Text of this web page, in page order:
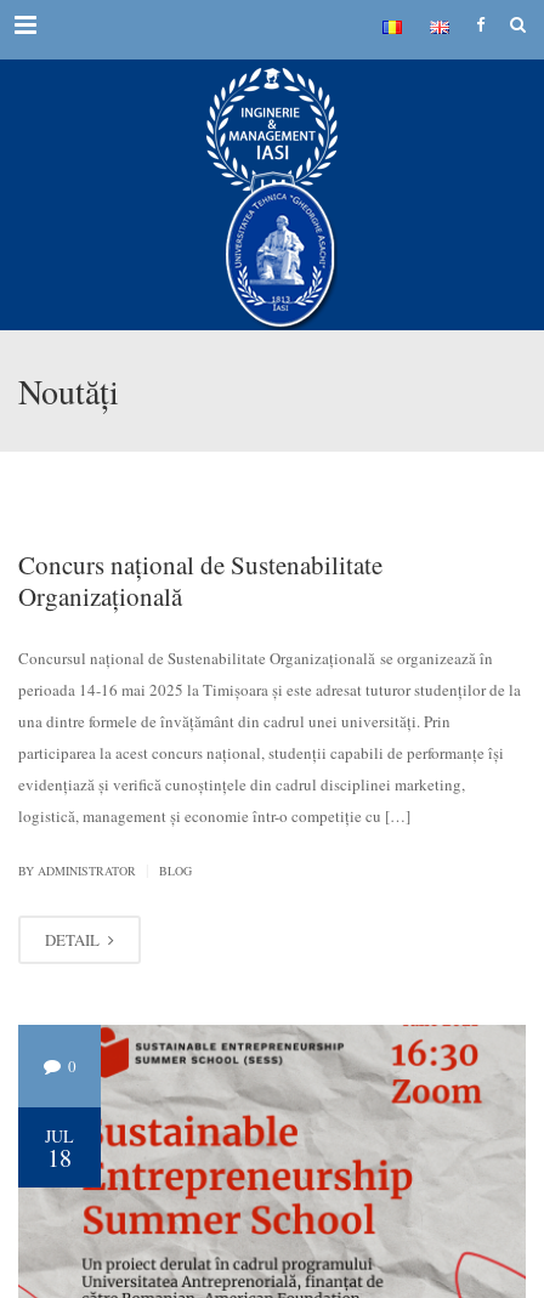
Menu
Noutăți
Concurs național de Sustenabilitate
Organizațională
Concursul național de Sustenabilitate Organizațională se organizează în
perioada 14-16 mai 2025 la Timișoara și este adresat tuturor studenților de la
una dintre formele de învățământ din cadrul unei universități. Prin
participarea la acest concurs naţional, studenţii capabili de performanţe îşi
evidenţiază și verifică cunoştinţele din cadrul disciplinei marketing,
logistică, management și economie într-o competiţie cu […]
BY ADMINISTRATOR BLOG
DETAIL
0
JUL
18